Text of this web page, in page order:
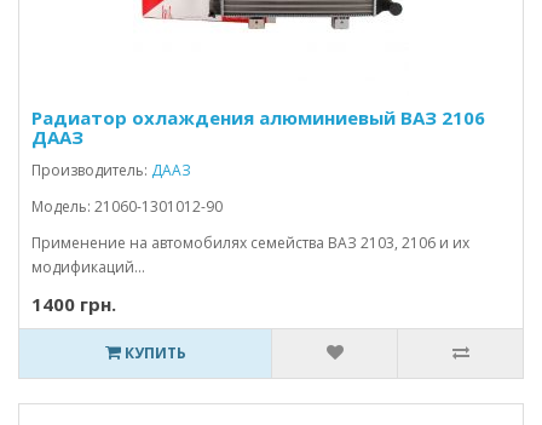
Радиатор охлаждения алюминиевый ВАЗ 2106
ДААЗ
Производитель: ДААЗ
Модель: 21060-1301012-90
Применение на автомобилях семейства ВАЗ 2103, 2106 и их
модификаций...
1400 грн.
КУПИТЬ